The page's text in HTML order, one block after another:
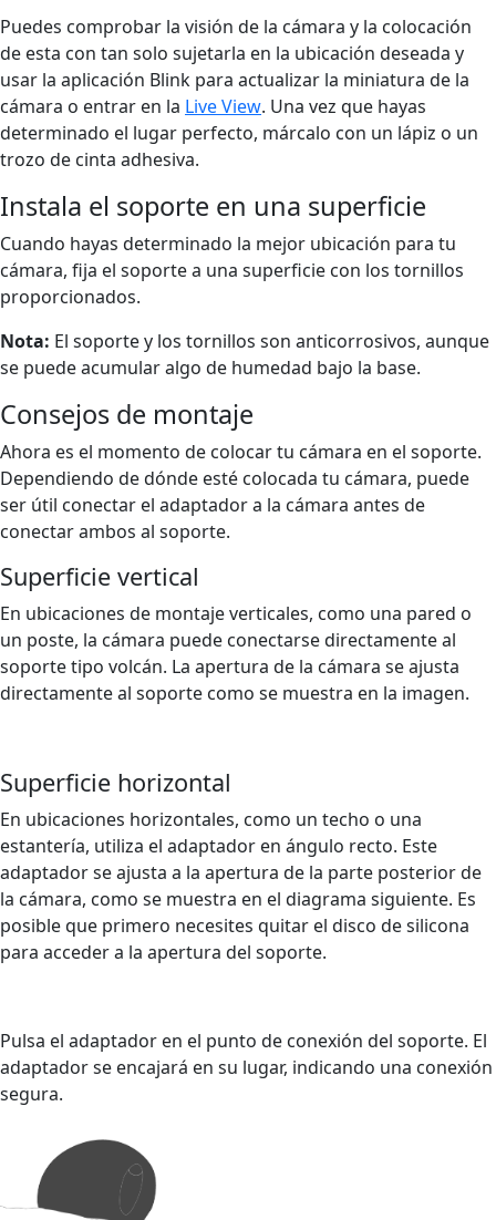
Puedes comprobar la visión de la cámara y la colocación
de esta con tan solo sujetarla en la ubicación deseada y
usar la aplicación Blink para actualizar la miniatura de la
cámara o entrar en la Live View. Una vez que hayas
determinado el lugar perfecto, márcalo con un lápiz o un
trozo de cinta adhesiva.
Instala el soporte en una superficie
Cuando hayas determinado la mejor ubicación para tu
cámara, fija el soporte a una superficie con los tornillos
proporcionados.
Nota: El soporte y los tornillos son anticorrosivos, aunque
se puede acumular algo de humedad bajo la base.
Consejos de montaje
Ahora es el momento de colocar tu cámara en el soporte.
Dependiendo de dónde esté colocada tu cámara, puede
ser útil conectar el adaptador a la cámara antes de
conectar ambos al soporte.
Superficie vertical
En ubicaciones de montaje verticales, como una pared o
un poste, la cámara puede conectarse directamente al
soporte tipo volcán. La apertura de la cámara se ajusta
directamente al soporte como se muestra en la imagen.
Superficie horizontal
En ubicaciones horizontales, como un techo o una
estantería, utiliza el adaptador en ángulo recto. Este
adaptador se ajusta a la apertura de la parte posterior de
la cámara, como se muestra en el diagrama siguiente. Es
posible que primero necesites quitar el disco de silicona
para acceder a la apertura del soporte.
Pulsa el adaptador en el punto de conexión del soporte. El
adaptador se encajará en su lugar, indicando una conexión
segura.